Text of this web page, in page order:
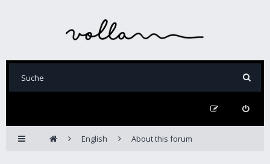
English About this forum